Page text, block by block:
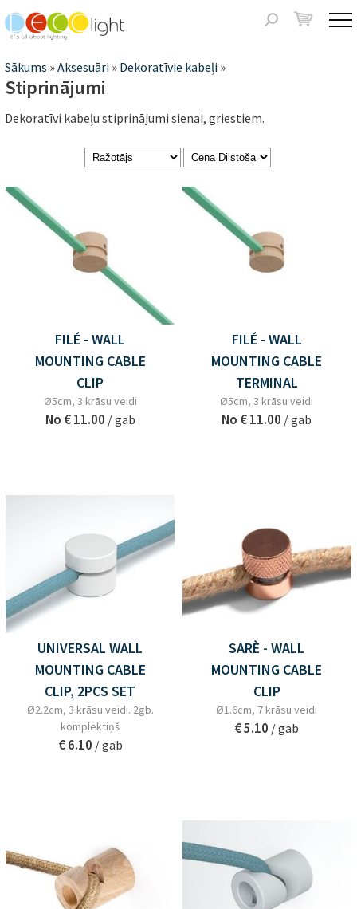
Meklēšanas
Jūs
atrodaties
šeit
Sākums »Aksesuāri » Dekoratīvie kabeļi »
Stiprinājumi
Dekoratīvi kabeļu stiprinājumi sienai, griestiem.
FILÉ - WALL
MOUNTING CABLE
CLIP
Ø5cm, 3 krāsu veidi
No € 11.00 / gab
FILÉ - WALL
MOUNTING CABLE
TERMINAL
Ø5cm, 3 krāsu veidi
No € 11.00 / gab
UNIVERSAL WALL
MOUNTING CABLE
CLIP, 2PCS SET
Ø2.2cm, 3 krāsu veidi. 2gb.
komplektiņš
€ 6.10 / gab
SARÈ - WALL
MOUNTING CABLE
CLIP
Ø1.6cm, 7 krāsu veidi
€ 5.10 / gab